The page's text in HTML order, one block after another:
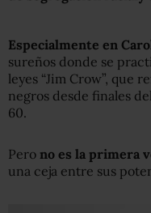
Especialmente en
sureños donde se
leyes “Jim Crow”, que
negros desde finales
60.
Pero no es la primera
una ceja entre sus